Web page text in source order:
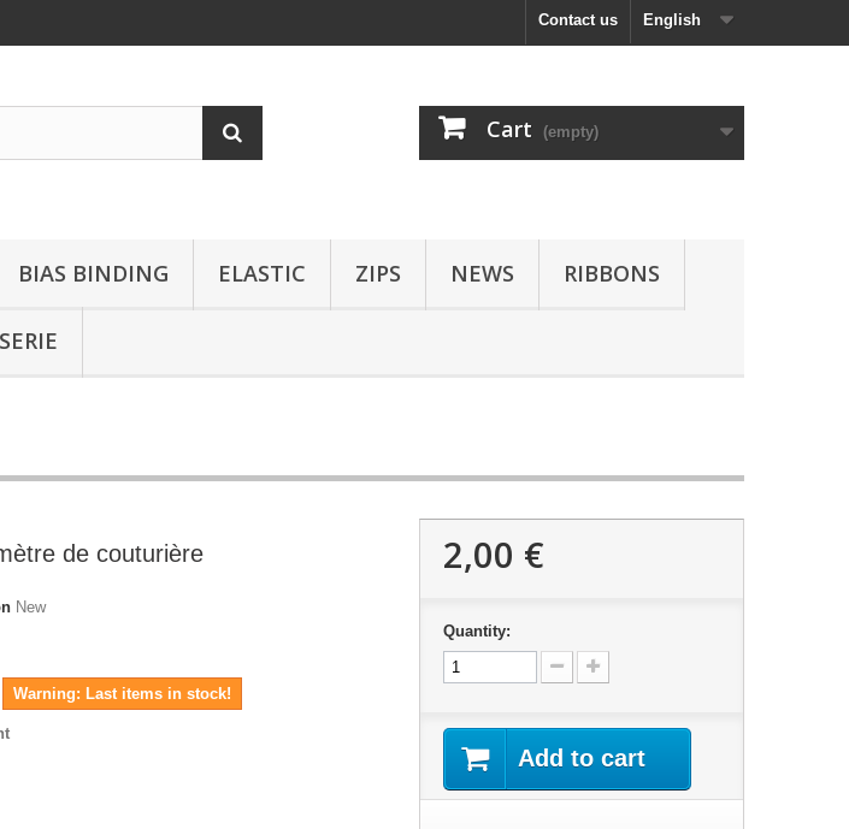
English
Contact us
Cart (empty)
BIAS BINDING ELASTIC ZIPS NEWS RIBBONS
de couturière
New
Warning: Last items in stock!
2,00 €
Quantity:
Add to cart